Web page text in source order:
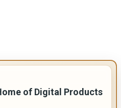
of Digital Products